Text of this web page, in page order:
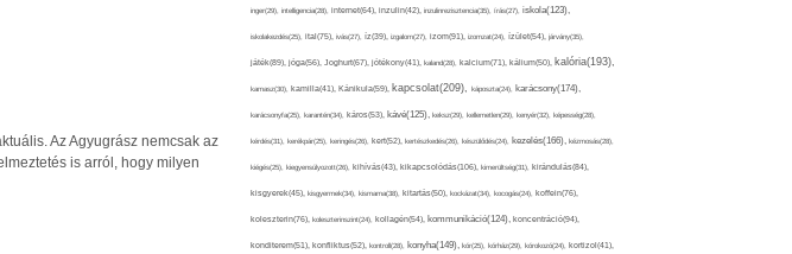
Az Agyugrász nemcsak az
is arról, hogy milyen
inger(29), intelligencia(28), internet(64), inzulin(42), inzulinrezisztencia(35), írás(27), iskola(123),
iskolakezdés(25), ital(75), ivás(27), íz(39), izgalom(27), izom(91), izomzat(24), ízület(54), járvány(35),
játék(89), jóga(56), Joghurt(67), jótékony(41), kaland(28), kalcium(71), kálium(50), kalória(193),
kamasz(30), kamilla(41), Kánikula(59), kapcsolat(209), káposzta(24), karácsony(174),
karácsonyfa(25), karantén(34), káros(53), kávé(125), keksz(29), kellemetlen(29), kenyér(32), képesség(28),
kérdés(31), kerékpár(25), keringés(26), kert(52), kertészkedés(26), készülődés(24), kezelés(166), kézmosás(28),
kiégés(25), kiegyensúlyozott(26), kihívás(43), kikapcsolódás(106), kimerültség(31), kirándulás(84),
kisgyerek(45), kisgyermek(34), kismama(38), kitartás(50), kockázat(34), kocogás(24), koffein(76),
koleszterin(76), koleszterinszint(24), kollagén(54), kommunikáció(124), koncentráció(94),
konditerem(51), konfliktus(52), kontroll(28), konyha(149), kór(25), kórház(29), kórokozó(24), kortizol(41),